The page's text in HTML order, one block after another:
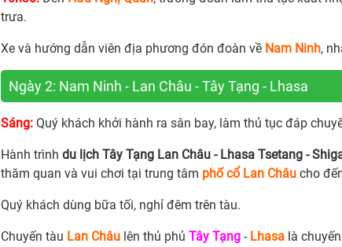
trưa.
Xe và hướng dẫn viên địa phương đón đoàn về Nam Ninh,
Ngày 2: Nam Ninh - Lan Châu - Tây Tạng - Lhasa
Sáng: Quý khách khởi hành ra sân bay, làm thủ tục đáp
Hành trình du lịch Tây Tạng Lan Châu - Lhasa Tsetang -
thăm quan và vui chơi tại trung tâm phố cổ Lan Châu cho
Quý khách dùng bữa tối, nghỉ đêm trên tàu.
Chuyến tàu Lan Châu lên thủ phủ Tây Tạng - Lhasa là